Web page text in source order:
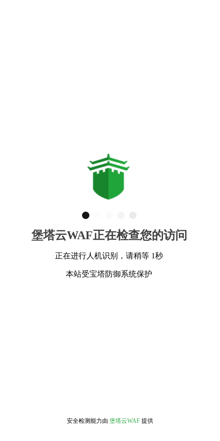
堡塔云WAF正在检查您的访问
正在进行人机识别，请稍等 1秒
本站受宝塔防御系统保护
安全检测能力由 堡塔云WAF 提供